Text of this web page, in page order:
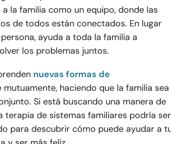
la familia como un equipo, donde las
de todos están conectados. En lugar
ayuda a toda la familia a
los problemas juntos.
nuevas formas de
mutuamente, haciendo que la familia sea
Si está buscando una manera de
terapia de sistemas familiares podría ser
para descubrir cómo puede ayudar a